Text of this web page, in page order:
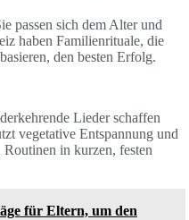
passen sich dem Alter und
haben Familienrituale, die
den besten Erfolg.
Lieder schaffen
vegetative Entspannung und
in kurzen, festen
für Eltern, um den